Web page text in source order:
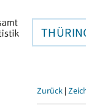
Zurück |